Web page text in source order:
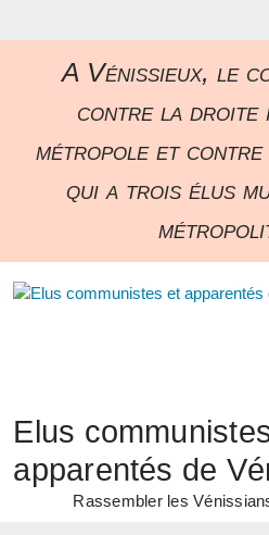
A Vénissieux, le
contre la droite
métropole et contre
qui a trois élus
Elus
apparentés de
Rassembler les